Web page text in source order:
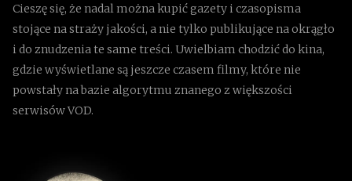
Cieszę się, że nadal można kupić gazety i czasopisma
stojące na straży jakości, a nie tylko publikujące na okrągło
i do znudzenia te same treści. Uwielbiam chodzić do kina,
gdzie wyświetlane są jeszcze czasem filmy, które nie
powstały na bazie algorytmu znanego z większości
serwisów VOD.